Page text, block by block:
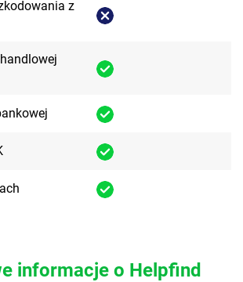
z
informacje o Helpfind